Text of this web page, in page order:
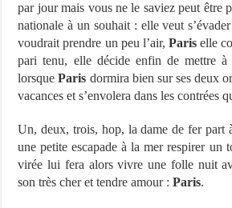
par jour mais vous ne le saviez peut être
nationale à un souhait : elle veut
voudrait prendre un peu l’air, Paris elle
pari tenu, elle décide enfin de mettre
lorsqueParis dormira bien sur ses deux
vacances et s’envolera dans les contrées
Un, deux, trois, hop, la dame de fer part
une petite escapade à la mer respirer un
virée lui fera alors vivre une folle nuit
son très cher et tendre amour :Paris.